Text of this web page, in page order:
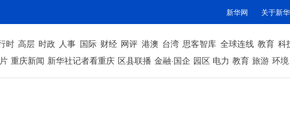
新华网 关于新
时 高层 时政 人事 国际 财经 网评 港澳 台湾 思客智库 全球连线 教育 科
重庆新闻 新华社记者看重庆 区县联播 金融·国企 园区 电力 教育 旅游 环境